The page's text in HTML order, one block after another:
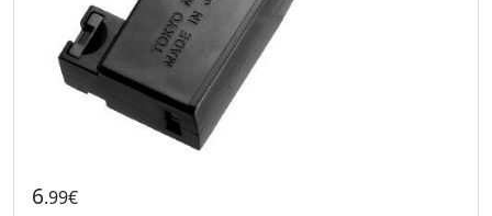
6.99€